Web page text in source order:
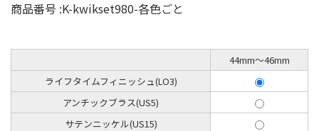
商品番号 :K-kwikset980-各色ごと
44mm〜46mm
ライフタイムフィニッシュ(LO3)
アンチックブラス(US5)
サテンニッケル(US15)